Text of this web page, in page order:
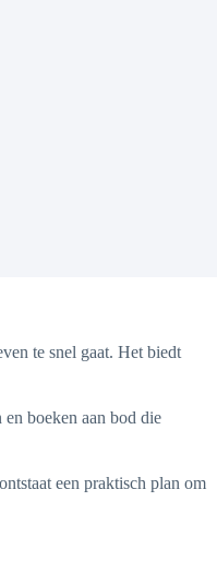
te snel gaat. Het biedt
boeken aan bod die
een praktisch plan om